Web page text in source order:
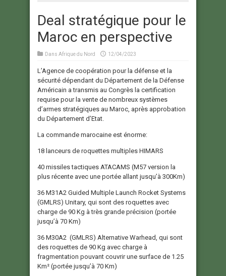
Deal stratégique pour le
Maroc en perspective
Dans Afrique du Nord 12/04/2023
L’Agence de coopération pour la défense et la
sécurité dépendant du Département de la Défense
Américain a transmis au Congrès la certification
requise pour la vente de nombreux systèmes
d’armes stratégiques au Maroc, après approbation
du Département d’Etat.
La commande marocaine est énorme:
18 lanceurs de roquettes multiples HIMARS
40 missiles tactiques ATACAMS (M57 version la
plus récente avec une portée allant jusqu’à 300Km)
36 M31A2 Guided Multiple Launch Rocket Systems
(GMLRS) Unitary, qui sont des roquettes avec
charge de 90 Kg à très grande précision (portée
jusqu’à 70 Km)
36 M30A2 (GMLRS) Alternative Warhead, qui sont
des roquettes de 90 Kg avec charge à
fragmentation pouvant couvrir une surface de 1.25
Km² (portée jusqu’à 70 Km)